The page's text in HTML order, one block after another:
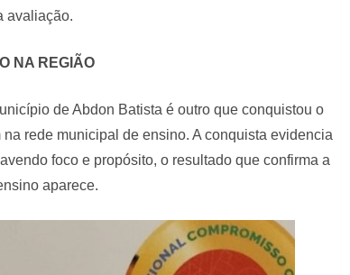
avaliação.
NA REGIÃO
de Abdon Batista é outro que conquistou o
rede municipal de ensino. A conquista evidencia
foco e propósito, o resultado que confirma a
aparece.